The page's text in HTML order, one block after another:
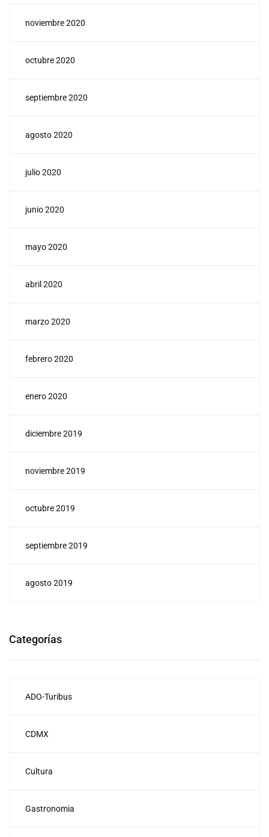
noviembre 2020
octubre 2020
septiembre 2020
agosto 2020
julio 2020
junio 2020
mayo 2020
abril 2020
marzo 2020
febrero 2020
enero 2020
diciembre 2019
noviembre 2019
octubre 2019
septiembre 2019
agosto 2019
Categorías
ADO-Turibus
CDMX
Cultura
Gastronomia